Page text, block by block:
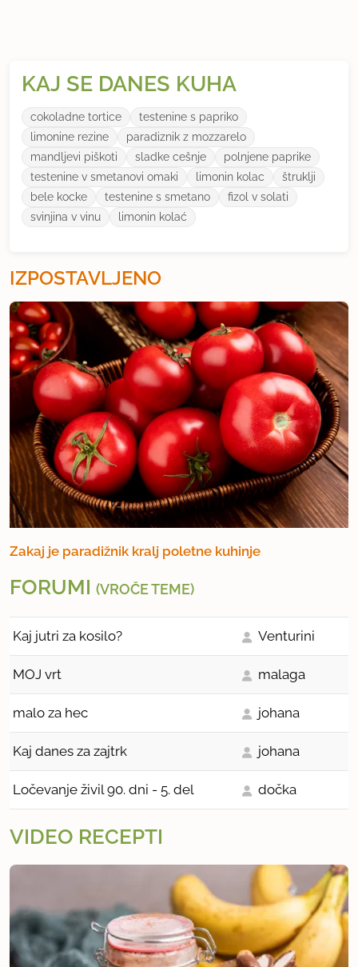
KAJ SE DANES KUHA
cokoladne tortice
testenine s papriko
limonine rezine
paradiznik z mozzarelo
mandljevi piškoti
sladke cešnje
polnjene paprike
testenine v smetanovi omaki
limonin kolac
štruklji
bele kocke
testenine s smetano
fizol v solati
svinjina v vinu
limonin kolać
IZPOSTAVLJENO
Zakaj je paradižnik kralj poletne kuhinje
FORUMI (VROČE TEME)
Kaj jutri za kosilo? Venturini
MOJ vrt malaga
malo za hec johana
Kaj danes za zajtrk johana
Ločevanje živil 90. dni - 5. del dočka
VIDEO RECEPTI